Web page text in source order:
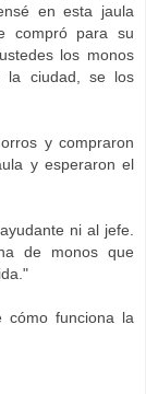
en esta jaula
compró para su
los monos
la ciudad, se los
y compraron
y esperaron el
ni al jefe.
de monos que
cómo funciona la